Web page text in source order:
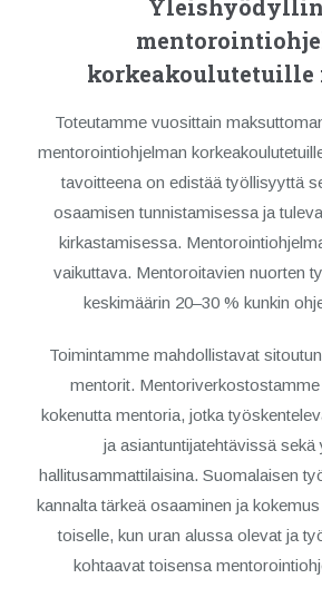
Toteutamme vuosittain
mentorointiohjelman
tavoitteena on edistää työllisyyttä
osaamisen tunnistamisessa ja
kirkastamisessa.
vaikuttava. Mentoroitavien nuorten
keskimäärin 20–30 % kunkin
Toimintamme mahdollistavat
mentorit.
kokenutta mentoria, jotka
ja asiantuntijatehtävissä sekä
hallitusammattilaisina. Suomalaisen
kannalta tärkeä osaaminen ja
toiselle, kun uran alussa olevat ja
kohtaavat toisensa